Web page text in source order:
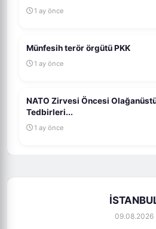
1 ay önce
Münfesih terör örgütü PKK
1 ay önce
NATO Zirvesi Öncesi
Tedbirleri...
1 ay önce
09.08.2026